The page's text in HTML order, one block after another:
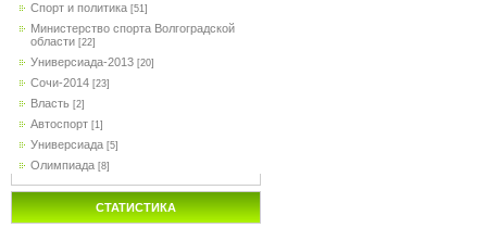
Спорт и политика [51]
Министерство спорта Волгоградской
области [22]
Универсиада-2013 [20]
Сочи-2014 [23]
Власть [2]
Автоспорт [1]
Универсиада [5]
Олимпиада [8]
СТАТИСТИКА